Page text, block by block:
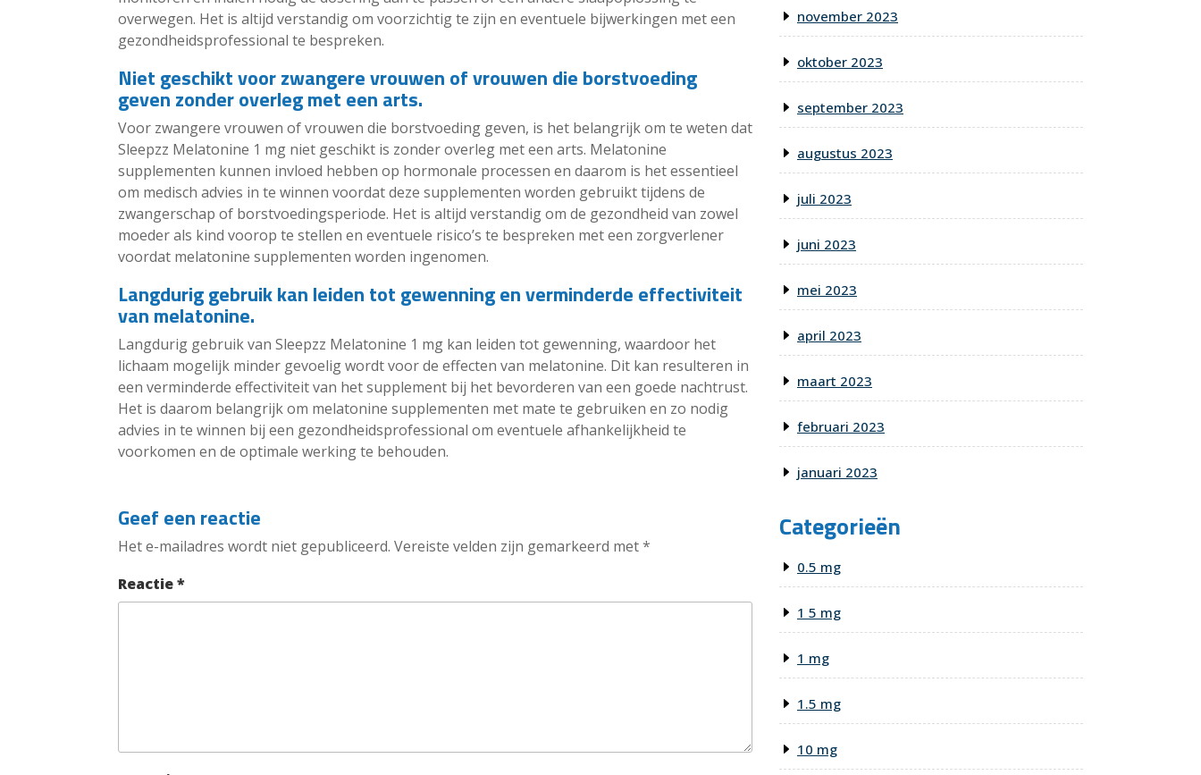
overwegen. Het is altijd verstandig om voorzichtig te zijn en eventuele bijwerkingen met een
gezondheidsprofessional te bespreken.
Niet geschikt voor zwangere vrouwen of vrouwen die borstvoeding
geven zonder overleg met een arts.
Voor zwangere vrouwen of vrouwen die borstvoeding geven, is het belangrijk om te weten dat
Sleepzz Melatonine 1 mg niet geschikt is zonder overleg met een arts. Melatonine
supplementen kunnen invloed hebben op hormonale processen en daarom is het essentieel
om medisch advies in te winnen voordat deze supplementen worden gebruikt tijdens de
zwangerschap of borstvoedingsperiode. Het is altijd verstandig om de gezondheid van zowel
moeder als kind voorop te stellen en eventuele risico’s te bespreken met een zorgverlener
voordat melatonine supplementen worden ingenomen.
Langdurig gebruik kan leiden tot gewenning en verminderde effectiviteit
van melatonine.
Langdurig gebruik van Sleepzz Melatonine 1 mg kan leiden tot gewenning, waardoor het
lichaam mogelijk minder gevoelig wordt voor de effecten van melatonine. Dit kan resulteren in
een verminderde effectiviteit van het supplement bij het bevorderen van een goede nachtrust.
Het is daarom belangrijk om melatonine supplementen met mate te gebruiken en zo nodig
advies in te winnen bij een gezondheidsprofessional om eventuele afhankelijkheid te
voorkomen en de optimale werking te behouden.
Geef een reactie
Het e-mailadres wordt niet gepubliceerd. Vereiste velden zijn gemarkeerd met*
Reactie*
november 2023
oktober 2023
september 2023
augustus 2023
juli 2023
juni 2023
mei 2023
april 2023
maart 2023
februari 2023
januari 2023
Categorieën
0.5 mg
1 5 mg
1 mg
1.5 mg
10 mg